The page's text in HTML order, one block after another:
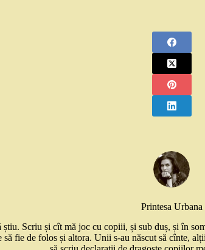
Printesa Urbana
știu. Scriu și cît mă joc cu copiii, și sub duș, și în
să fie de folos și altora. Unii s-au născut să cînte,